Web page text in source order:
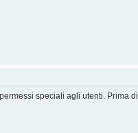
speciali agli utenti. Prima di